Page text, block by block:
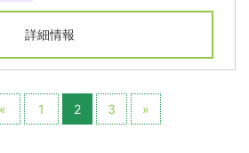
詳細情報
« 1 2 3 »